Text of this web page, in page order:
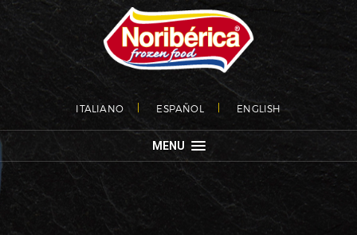
ITALIANO ESPAÑOL ENGLISH
MENU